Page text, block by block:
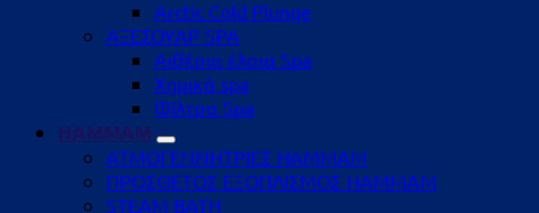
Arctic Cold Plunge
ΑΞΕΣΟΥΑΡ SPA
Αιθέρια έλαια Spa
Χημικά spa
Φίλτρα Spa
HAMMAM
ΑΤΜΟΓΕΝΝΗΤΡΙΕΣ HAMMAM
ΠΡΟΣΘΕΤΟΣ ΕΞΟΠΛΙΣΜΟΣ HAMMAM
STEAM BATH